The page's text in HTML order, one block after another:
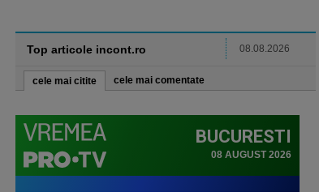
Top articole incont.ro 08.08.2026
cele mai citite cele mai comentate